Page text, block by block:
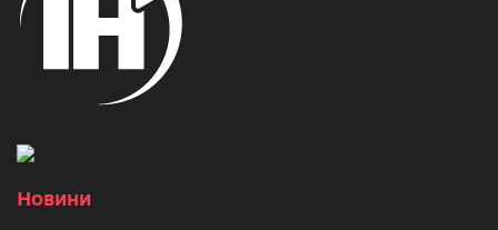
Новини